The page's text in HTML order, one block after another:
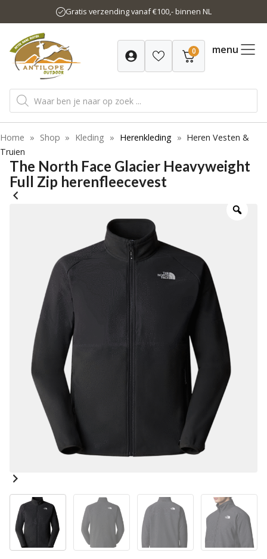
naar
inhoud
Gratis verzending vanaf €100,- binnen NL
0 menu
Producten
zoeken
Home » Shop » Kleding » Herenkleding » Heren Vesten &
Truien
The North Face Glacier Heavyweight
Full Zip herenfleecevest